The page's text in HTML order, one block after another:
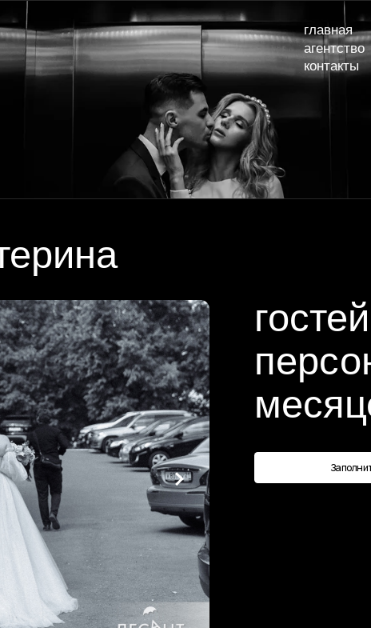
главная
агентство
наши
услуги и
контакты
персонал:
месяцев
Заполнить анкету